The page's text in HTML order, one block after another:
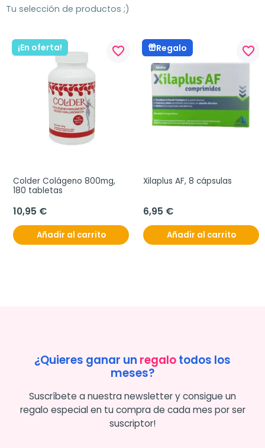
Tu selección de productos ;)
¡En oferta! favorite_border
Colder Colágeno 800mg,
180 tabletas
10,95 €
Añadir al carrito
Regalo favorite_border
Xilaplus AF, 8 cápsulas
6,95 €
Añadir al carrito
¿Quieres ganar un regalotodos los
meses?
Suscríbete a nuestra newsletter y consigue un
regalo especial en tu compra de cada mes por ser
suscriptor!